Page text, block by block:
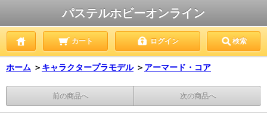
パステルホビーオンライン
カート ログイン 検索
ホーム ＞ キャラクタープラモデル ＞ アーマード・コア
前の商品へ 次の商品へ